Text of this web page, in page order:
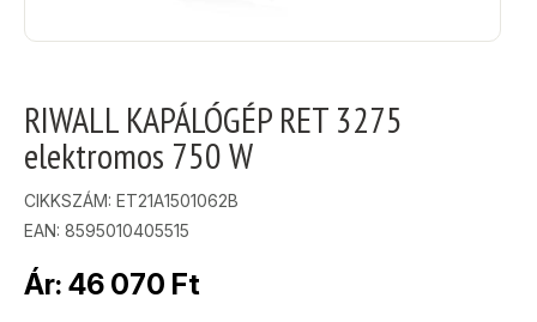
RIWALL KAPÁLÓGÉP RET 3275
elektromos 750 W
CIKKSZÁM: ET21A1501062B
EAN: 8595010405515
Ár: 46 070 Ft